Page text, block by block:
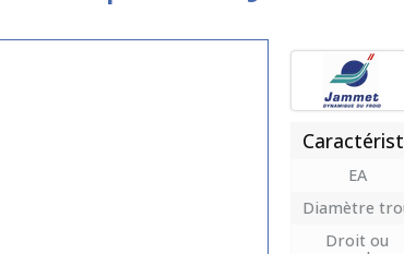
EA
Diamètre
Droit ou